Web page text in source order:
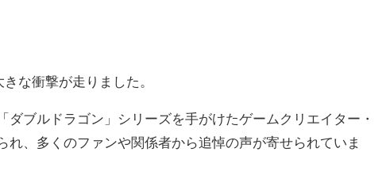
な衝撃が走りました。
ダブルドラゴン」シリーズを手がけたゲームクリエイター・
れ、多くのファンや関係者から追悼の声が寄せられていま